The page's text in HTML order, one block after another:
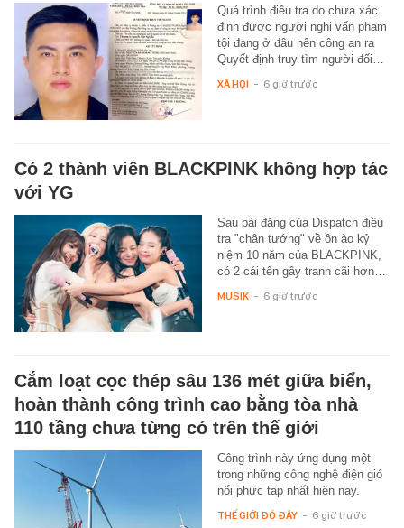
Quá trình điều tra do chưa xác
định được người nghi vấn phạm
tội đang ở đâu nên công an ra
Quyết định truy tìm người đối…
XÃ HỘI - 6 giờ trước
Có 2 thành viên BLACKPINK không hợp tác
với YG
Sau bài đăng của Dispatch điều
tra "chân tướng" về ồn ào kỷ
niệm 10 năm của BLACKPINK,
có 2 cái tên gây tranh cãi hơn…
MUSIK - 6 giờ trước
Cắm loạt cọc thép sâu 136 mét giữa biển,
hoàn thành công trình cao bằng tòa nhà
110 tầng chưa từng có trên thế giới
Công trình này ứng dụng một
trong những công nghệ điện gió
nổi phức tạp nhất hiện nay.
THẾ GIỚI ĐÓ ĐÂY - 6 giờ trước